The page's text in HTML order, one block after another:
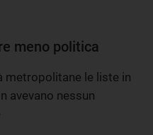
meno politica
metropolitane le liste in
avevano nessun